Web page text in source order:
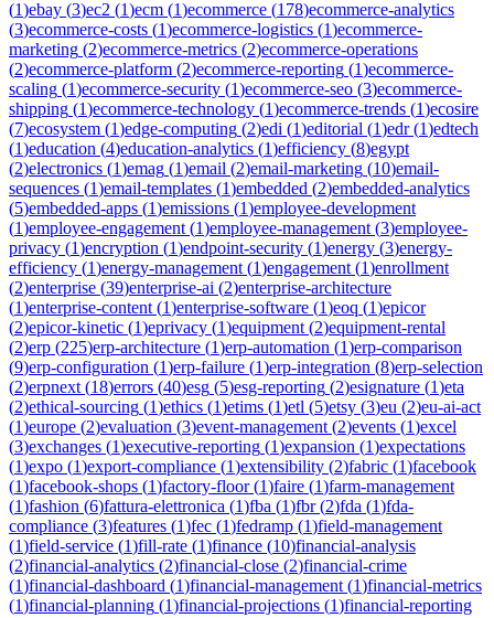
(1)ebay (3)ec2 (1)ecm (1)ecommerce (178)ecommerce-analytics
(3)ecommerce-costs (1)ecommerce-logistics (1)ecommerce-
marketing (2)ecommerce-metrics (2)ecommerce-operations
(2)ecommerce-platform (2)ecommerce-reporting (1)ecommerce-
scaling (1)ecommerce-security (1)ecommerce-seo (3)ecommerce-
shipping (1)ecommerce-technology (1)ecommerce-trends (1)ecosire
(7)ecosystem (1)edge-computing (2)edi (1)editorial (1)edr(1)edtech
(1)education (4)education-analytics (1)efficiency (8)egypt
(2)electronics (1)emag (1)email (2)email-marketing (10)email-
sequences (1)email-templates (1)embedded (2)embedded-analytics
(5)embedded-apps (1)emissions (1)employee-development
(1)employee-engagement (1)employee-management (3)employee-
privacy (1)encryption (1)endpoint-security (1)energy (3)energy-
efficiency (1)energy-management (1)engagement (1)enrollment
(2)enterprise (39)enterprise-ai (2)enterprise-architecture
(1)enterprise-content (1)enterprise-software (1)eoq (1)epicor
(2)epicor-kinetic (1)eprivacy (1)equipment (2)equipment-rental
(2)erp (225)erp-architecture (1)erp-automation (1)erp-comparison
(9)erp-configuration (1)erp-failure (1)erp-integration (8)erp-selection
(2)erpnext (18)errors (40)esg (5)esg-reporting (2)esignature (1)eta
(2)ethical-sourcing (1)ethics (1)etims (1)etl (5)etsy (3)eu (2)eu-ai-act
(1)europe (2)evaluation (3)event-management (2)events (1)excel
(3)exchanges (1)executive-reporting (1)expansion (1)expectations
(1)expo (1)export-compliance (1)extensibility (2)fabric (1)facebook
(1)facebook-shops (1)factory-floor(1)faire (1)farm-management
(1)fashion (6)fattura-elettronica (1)fba (1)fbr(2)fda (1)fda-
compliance (3)features (1)fec (1)fedramp (1)field-management
(1)field-service (1)fill-rate (1)finance (10)financial-analysis
(2)financial-analytics (2)financial-close (2)financial-crime
(1)financial-dashboard (1)financial-management (1)financial-metrics
(1)financial-planning (1)financial-projections (1)financial-reporting